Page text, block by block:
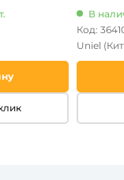
В
Код:
Uniel